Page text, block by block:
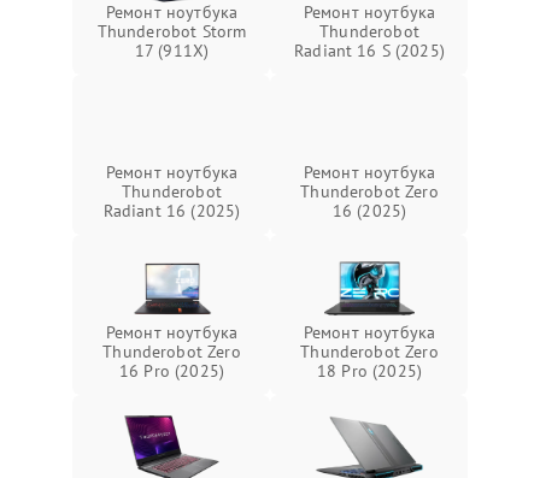
Ремонт ноутбука
Thunderobot Storm
17 (911X)
Ремонт ноутбука
Thunderobot
Radiant 16 S (2025)
Ремонт ноутбука
Thunderobot
Radiant 16 (2025)
Ремонт ноутбука
Thunderobot Zero
16 (2025)
Ремонт ноутбука
Thunderobot Zero
16 Pro (2025)
Ремонт ноутбука
Thunderobot Zero
18 Pro (2025)